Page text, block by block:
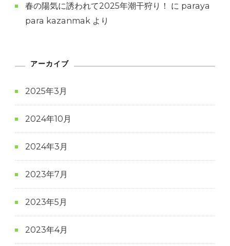
春の陽気に誘われて2025年潮干狩り！ に paraya
para kazanmak より
アーカイブ
2025年3月
2024年10月
2024年3月
2023年7月
2023年5月
2023年4月